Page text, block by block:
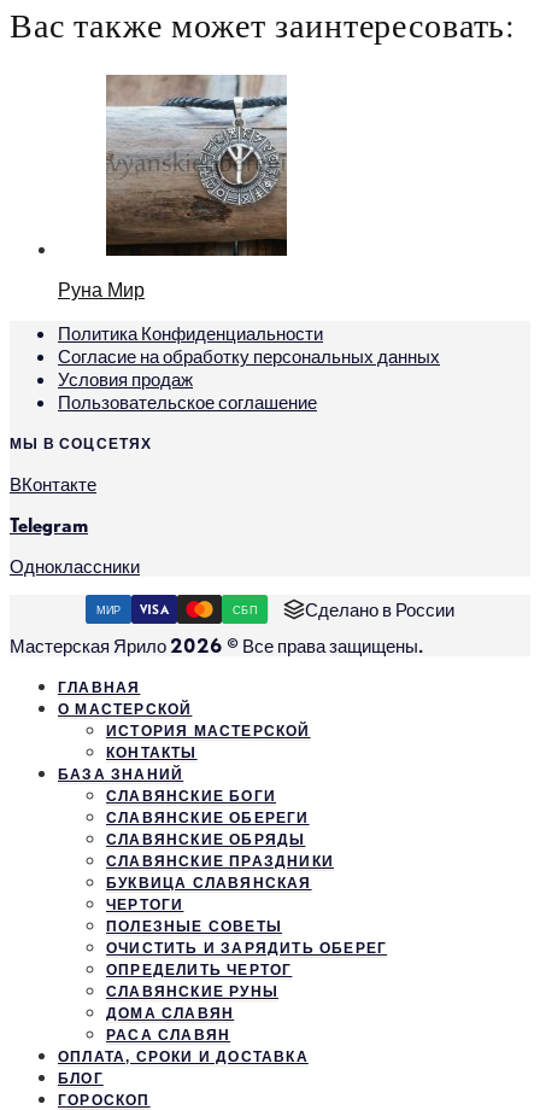
Вас также может заинтересовать:
Руна Мир
Политика Конфиденциальности
Согласие на обработку персональных данных
Условия продаж
Пользовательское соглашение
МЫ В СОЦСЕТЯХ
ВКонтакте
Telegram
Одноклассники
МИР VISA СБП
Сделано в России
Мастерская Ярило 2026 © Все права защищены.
ГЛАВНАЯ
О МАСТЕРСКОЙ
ИСТОРИЯ МАСТЕРСКОЙ
КОНТАКТЫ
БАЗА ЗНАНИЙ
СЛАВЯНСКИЕ БОГИ
СЛАВЯНСКИЕ ОБЕРЕГИ
СЛАВЯНСКИЕ ОБРЯДЫ
СЛАВЯНСКИЕ ПРАЗДНИКИ
БУКВИЦА СЛАВЯНСКАЯ
ЧЕРТОГИ
ПОЛЕЗНЫЕ СОВЕТЫ
ОЧИСТИТЬ И ЗАРЯДИТЬ ОБЕРЕГ
ОПРЕДЕЛИТЬ ЧЕРТОГ
СЛАВЯНСКИЕ РУНЫ
ДОМА СЛАВЯН
РАСА СЛАВЯН
ОПЛАТА, СРОКИ И ДОСТАВКА
БЛОГ
ГОРОСКОП